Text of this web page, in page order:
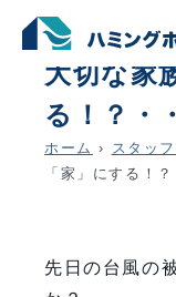
schedule
大切な家
る！？・
ホーム › スタッ
「家」にする！？
先日の台風の